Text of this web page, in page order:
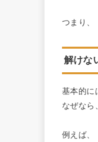
つまり、
解けな
基本的に
なぜなら
例えば、